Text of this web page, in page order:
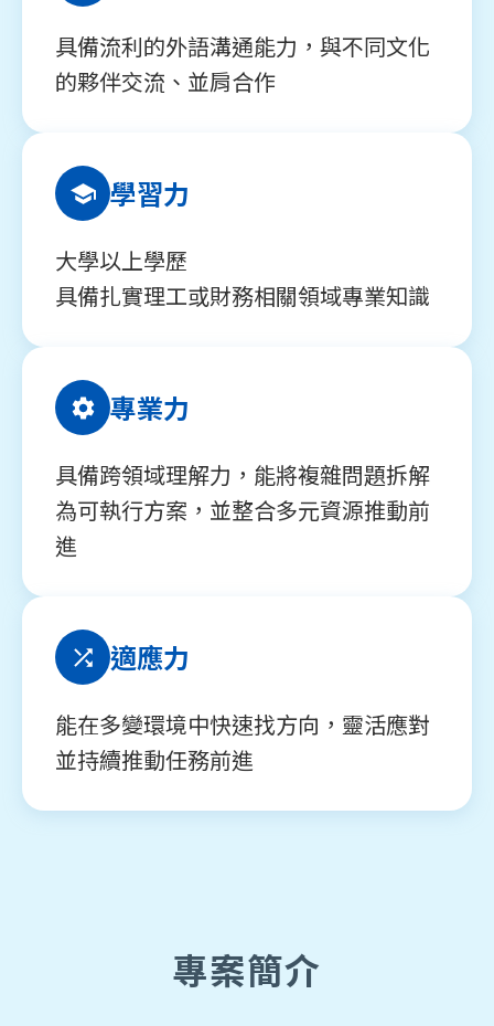
具備流利的外語溝通能力，與不同文化
的夥伴交流、並肩合作
學習力
大學以上學歷
具備扎實理工或財務相關領域專業知識
專業力
具備跨領域理解力，能將複雜問題拆解
為可執行方案，並整合多元資源推動前
進
適應力
能在多變環境中快速找方向，靈活應對
並持續推動任務前進
專案簡介